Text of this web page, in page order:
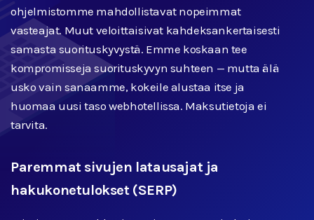
ohjelmistomme mahdollistavat nopeimmat
vasteajat. Muut veloittaisivat kahdeksankertaisesti
samasta suorituskyvystä. Emme koskaan tee
kompromisseja suorituskyvyn suhteen — mutta älä
usko vain sanaamme, kokeile alustaa itse ja
huomaa uusi taso webhotellissa. Maksutietoja ei
tarvita.
Paremmat sivujen latausajat ja
hakukonetulokset (SERP)